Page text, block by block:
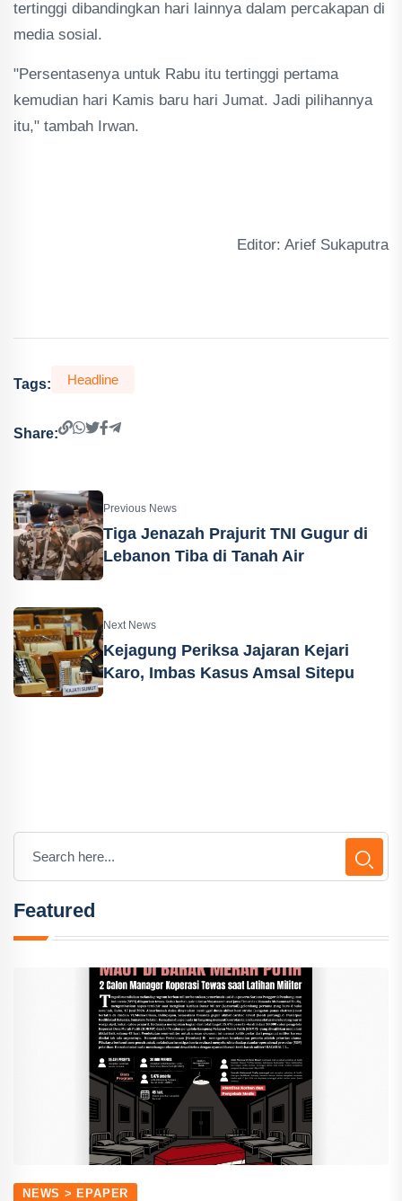
tertinggi dibandingkan hari lainnya dalam percakapan di
media sosial.
"Persentasenya untuk Rabu itu tertinggi pertama
kemudian hari Kamis baru hari Jumat. Jadi pilihannya
itu," tambah Irwan.
Editor: Arief Sukaputra
Tags: Headline
Share:
Previous News
Tiga Jenazah Prajurit TNI Gugur di
Lebanon Tiba di Tanah Air
Next News
Kejagung Periksa Jajaran Kejari
Karo, Imbas Kasus Amsal Sitepu
Featured
NEWS > EPAPER